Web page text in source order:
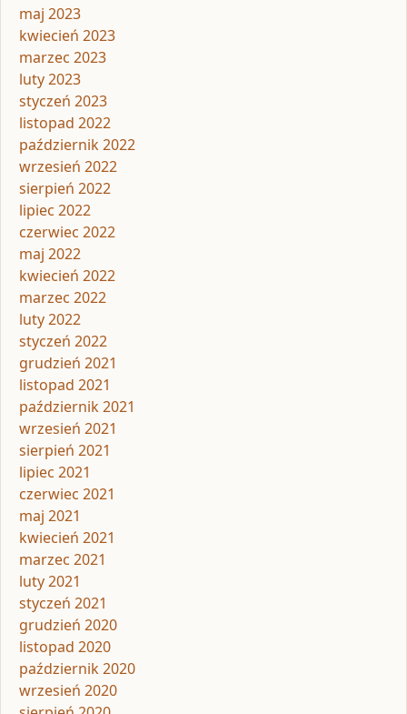
maj 2023
kwiecień 2023
marzec 2023
luty 2023
styczeń 2023
listopad 2022
październik 2022
wrzesień 2022
sierpień 2022
lipiec 2022
czerwiec 2022
maj 2022
kwiecień 2022
marzec 2022
luty 2022
styczeń 2022
grudzień 2021
listopad 2021
październik 2021
wrzesień 2021
sierpień 2021
lipiec 2021
czerwiec 2021
maj 2021
kwiecień 2021
marzec 2021
luty 2021
styczeń 2021
grudzień 2020
listopad 2020
październik 2020
wrzesień 2020